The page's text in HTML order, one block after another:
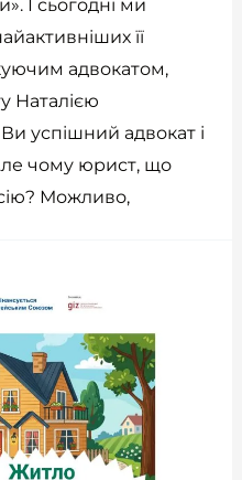
І сьогодні ми
її
адвокатом,
Наталією
успішний адвокат і
чому юрист, що
Можливо,